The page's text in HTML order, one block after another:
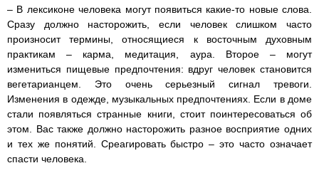
– В лексиконе человека могут появиться какие-то новые слова.
Сразу должно насторожить, если человек слишком часто
произносит термины, относящиеся к восточным духовным
практикам – карма, медитация, аура. Второе – могут
измениться пищевые предпочтения: вдруг человек становится
вегетарианцем. Это очень серьезный сигнал тревоги.
Изменения в одежде, музыкальных предпочтениях. Если в доме
стали появляться странные книги, стоит поинтересоваться об
этом. Вас также должно насторожить разное восприятие одних
и тех же понятий. Среагировать быстро – это часто означает
спасти человека.